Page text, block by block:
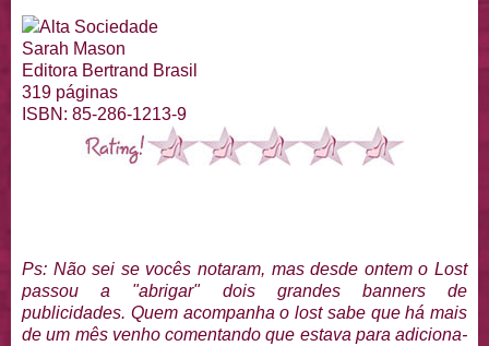
Alta Sociedade
Sarah Mason
Editora Bertrand Brasil
319 páginas
ISBN: 85-286-1213-9
Ps: Não sei se vocês notaram, mas desde ontem o Lost
passou a "abrigar" dois grandes banners de
publicidades. Quem acompanha o lost sabe que há mais
de um mês venho comentando que estava para adiciona-